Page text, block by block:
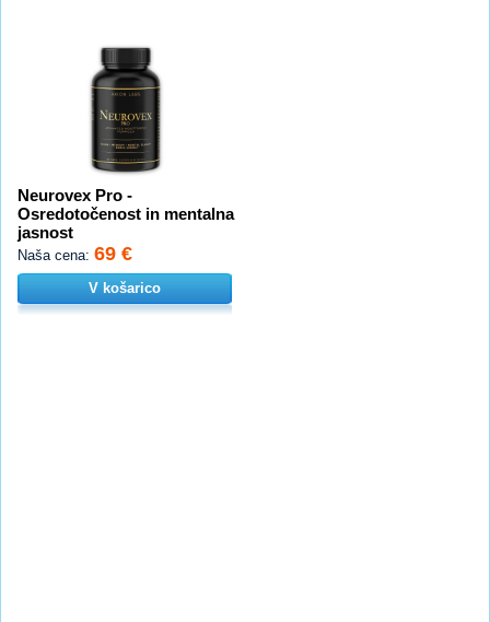
Neurovex Pro -
Osredotočenost in mentalna
jasnost
Naša cena: 69 €
V košarico